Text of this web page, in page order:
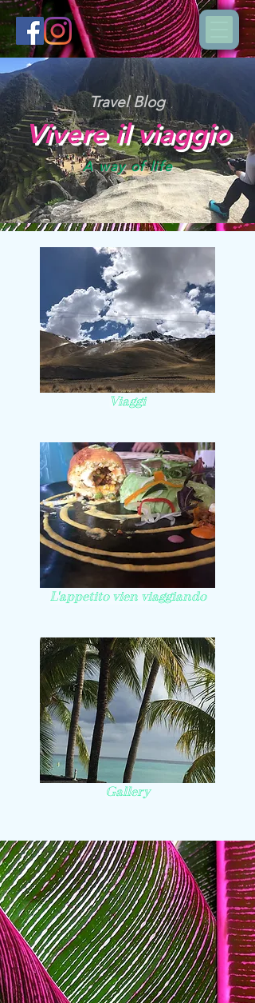
Travel Blog
Vivere il viaggio
A way of life
Viaggi
L'appetito vien viaggiando
Gallery